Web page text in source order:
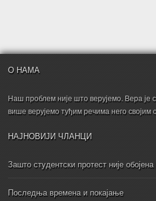
О НАМА
Наш проблем није што верујемо. Вера је
више верујемо туђим речима него својим
НАЈНОВИЈИ ЧЛАНЦИ
Зашто студентски протест није
Последња времена и покајање